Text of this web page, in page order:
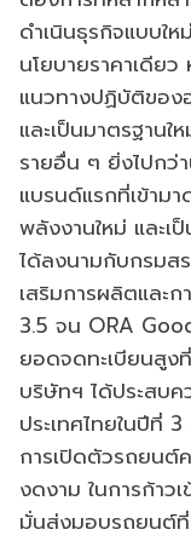
ดำเนินธุรกิจแบบใ
นโยบายราคาเดีย
แนวทางปฏิบัติของ
และเป็นมาตรฐาน
รายอื่น ๆ ยิ่งไปกว่
แบรนด์แรกที่เข้าม
พลังงานใหม่ และ
ได้ลงนามกับกรมส
เสริมการผลิตและ
3.5 จน ORA
ยอดจดทะเบียนสูง
บริษัทฯ ได้ประสบค
ประเทศไทยในปีที่
การเปิดตัวรถยนต์
งดงาม ในการก้าว
มั่นส่งมอบรถยนต์ที่